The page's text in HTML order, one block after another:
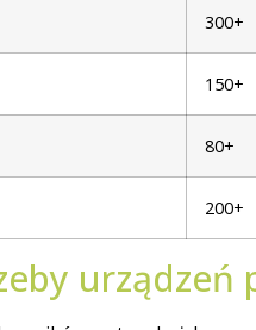
300+
150+
80+
200+
urządzeń